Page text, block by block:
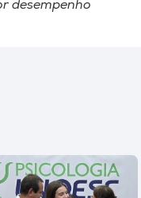
desempenho